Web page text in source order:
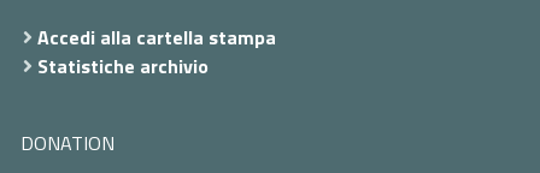
Accedi alla cartella stampa
Statistiche archivio
DONATION